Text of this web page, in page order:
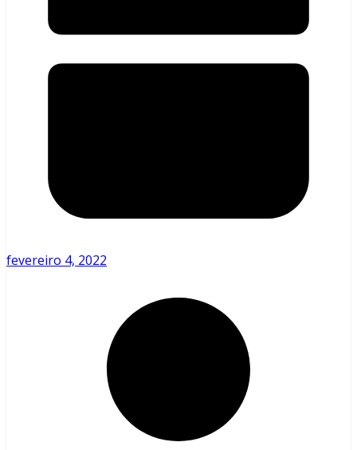
fevereiro 4, 2022